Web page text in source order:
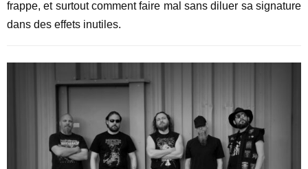
frappe, et surtout comment faire mal sans diluer sa signature
dans des effets inutiles.